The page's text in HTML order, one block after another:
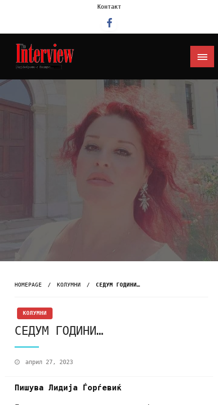
Контакт
Интервју
HOMEPAGE KОЛУМНИ СЕДУМ ГОДИНИ…
KОЛУМНИ
СЕДУМ ГОДИНИ…
април 27, 2023
Пишува Лидија Ѓорѓевиќ